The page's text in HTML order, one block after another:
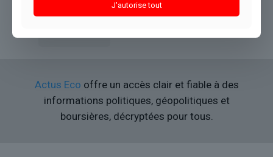
Actus Eco offre un accès clair et fiable à des
informations politiques, géopolitiques et
boursières, décryptées pour tous.
J'autorise tout